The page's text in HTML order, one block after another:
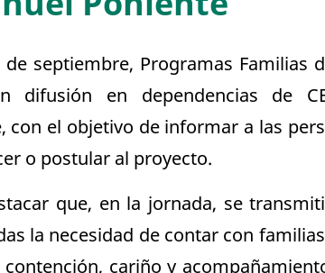
de septiembre, Programas Familias
difusión en dependencias de
con el objetivo de informar a las
o postular al proyecto.
que, en la jornada, se
la necesidad de contar con
cariño y